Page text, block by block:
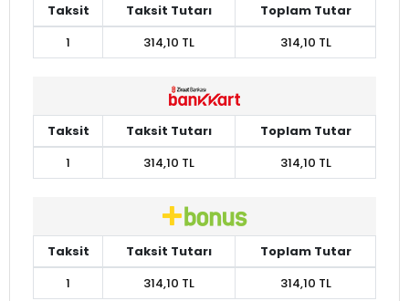
Taksit Taksit Tutarı
Toplam Tutar
1
314,10 TL 314,10 TL
Taksit Taksit Tutarı
Toplam Tutar
1
314,10 TL 314,10 TL
Taksit Taksit Tutarı
Toplam Tutar
1
314,10 TL 314,10 TL